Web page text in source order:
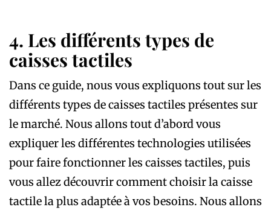
4. Les différents types de
caisses tactiles
Dans ce guide, nous vous expliquons tout sur les
différents types de caisses tactiles présentes sur
le marché. Nous allons tout d’abord vous
expliquer les différentes technologies utilisées
pour faire fonctionner les caisses tactiles, puis
vous allez découvrir comment choisir la caisse
tactile la plus adaptée à vos besoins. Nous allons